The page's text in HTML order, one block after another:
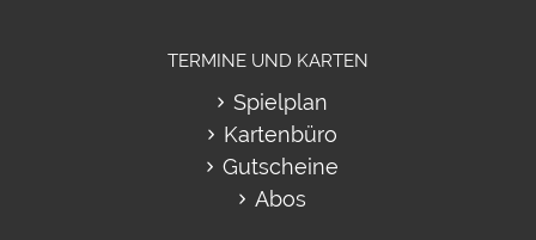
TERMINE UND KARTEN
Spielplan
Kartenbüro
Gutscheine
Abos